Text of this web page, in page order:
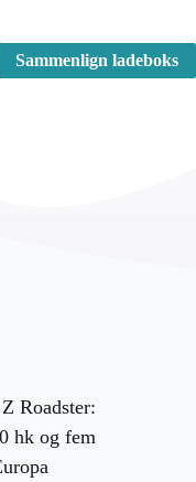
Sammenlign ladeboks
Roadster:
hk og fem